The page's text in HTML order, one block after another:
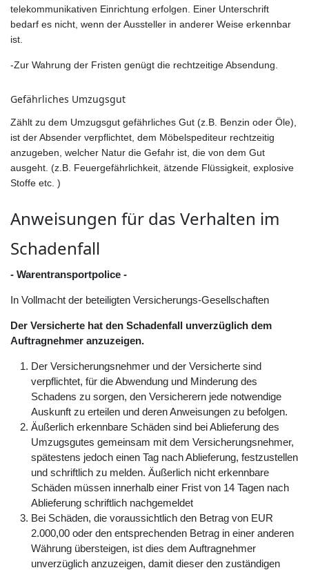
telekommunikativen Einrichtung erfolgen. Einer Unterschrift
bedarf es nicht, wenn der Aussteller in anderer Weise erkennbar
ist.
-Zur Wahrung der Fristen genügt die rechtzeitige Absendung.
Gefährliches Umzugsgut
Zählt zu dem Umzugsgut gefährliches Gut (z.B. Benzin oder Öle),
ist der Absender verpflichtet, dem Möbelspediteur rechtzeitig
anzugeben, welcher Natur die Gefahr ist, die von dem Gut
ausgeht. (z.B. Feuergefährlichkeit, ätzende Flüssigkeit, explosive
Stoffe etc. )
Anweisungen für das Verhalten im
Schadenfall
- Warentransportpolice -
In Vollmacht der beteiligten Versicherungs-Gesellschaften
Der Versicherte hat den Schadenfall unverzüglich dem
Auftragnehmer anzuzeigen.
Der Versicherungsnehmer und der Versicherte sind
verpflichtet, für die Abwendung und Minderung des
Schadens zu sorgen, den Versicherern jede notwendige
Auskunft zu erteilen und deren Anweisungen zu befolgen.
Äußerlich erkennbare Schäden sind bei Ablieferung des
Umzugsgutes gemeinsam mit dem Versicherungsnehmer,
spätestens jedoch einen Tag nach Ablieferung, festzustellen
und schriftlich zu melden. Äußerlich nicht erkennbare
Schäden müssen innerhalb einer Frist von 14 Tagen nach
Ablieferung schriftlich nachgemeldet
Bei Schäden, die voraussichtlich den Betrag von EUR
2.000,00 oder den entsprechenden Betrag in einer anderen
Währung übersteigen, ist dies dem Auftragnehmer
unverzüglich anzuzeigen, damit dieser den zuständigen